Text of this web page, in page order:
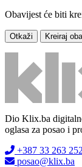
Obavijest će biti
Otkaži Kreiraj
Dio Klix.ba
oglasa za posao i
+387 33 263 252
posao@klix.ba